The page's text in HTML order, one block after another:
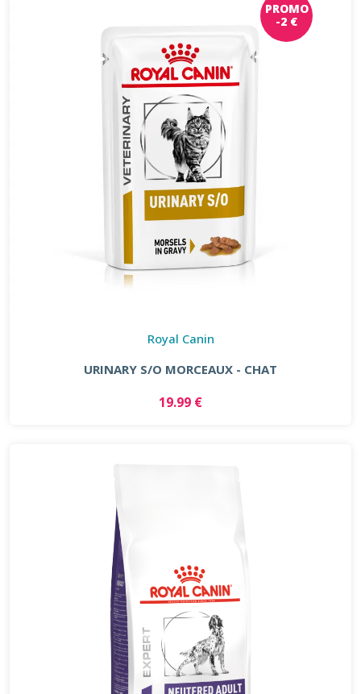
PROMO
-2 €
Royal Canin
URINARY S/O MORCEAUX - CHAT
19.99 €